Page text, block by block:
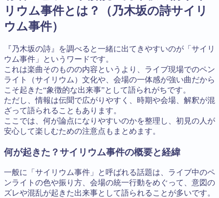
リウム事件とは？（乃木坂の詩サイリ
ウム事件）
『乃木坂の詩』を調べると一緒に出てきやすいのが「サイリ
ウム事件」というワードです。
これは楽曲そのものの内容というより、ライブ現場でのペン
ライト（サイリウム）文化や、会場の一体感が強い曲だから
こそ起きた“象徴的な出来事”として語られがちです。
ただし、情報は伝聞で広がりやすく、時期や会場、解釈が混
ざって語られることもあります。
ここでは、何が論点になりやすいのかを整理し、初見の人が
安心して楽しむための注意点もまとめます。
何が起きた？サイリウム事件の概要と経緯
一般に「サイリウム事件」と呼ばれる話題は、ライブ中のペ
ンライトの色や振り方、会場の統一行動をめぐって、意図の
ズレや混乱が起きた出来事として語られることが多いです。